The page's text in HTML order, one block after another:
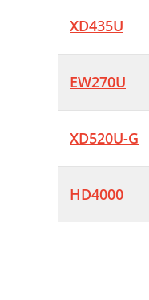
XD435U
EW270U
XD520U-G
HD4000